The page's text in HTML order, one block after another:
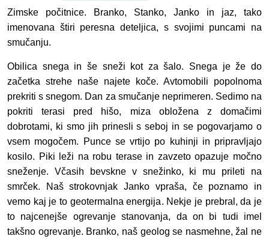
Zimske počitnice. Branko, Stanko, Janko in jaz, tako
imenovana štiri peresna deteljica, s svojimi puncami na
smučanju.
Obilica snega in še sneži kot za šalo. Snega je že do
začetka strehe naše najete koče. Avtomobili popolnoma
prekriti s snegom. Dan za smučanje neprimeren. Sedimo na
pokriti terasi pred hišo, miza obložena z domačimi
dobrotami, ki smo jih prinesli s seboj in se pogovarjamo o
vsem mogočem. Punce se vrtijo po kuhinji in pripravljajo
kosilo. Piki leži na robu terase in zavzeto opazuje močno
sneženje. Včasih bevskne v snežinko, ki mu prileti na
smrček. Naš strokovnjak Janko vpraša, če poznamo in
vemo kaj je to geotermalna energija. Nekje je prebral, da je
to najcenejše ogrevanje stanovanja, da on bi tudi imel
takšno ogrevanje. Branko, naš geolog se nasmehne, žal ne